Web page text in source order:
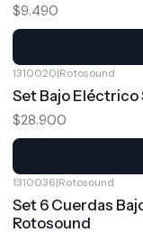
$9.490
1310020|Rotosound
Set Bajo Eléctrico
$28.900
1310036|Rotosound
Set 6 Cuerdas
Rotosound